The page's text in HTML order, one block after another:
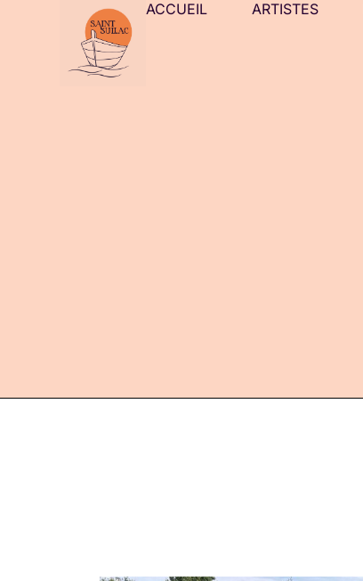
ACCUEIL ARTISTES